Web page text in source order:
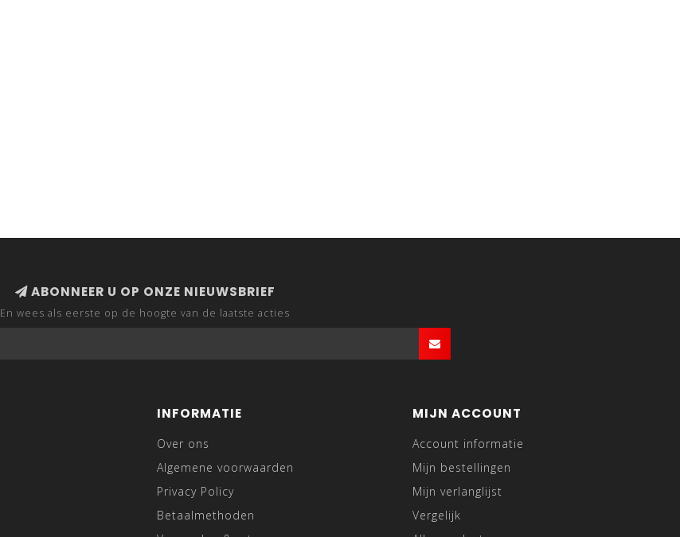
ABONNEER U OP ONZE NIEUWSBRIEF
En wees als eerste op de hoogte van de laatste acties
INFORMATIE
Over ons
Algemene voorwaarden
Privacy Policy
Betaalmethoden
MIJN ACCOUNT
Account informatie
Mijn bestellingen
Mijn verlanglijst
Vergelijk